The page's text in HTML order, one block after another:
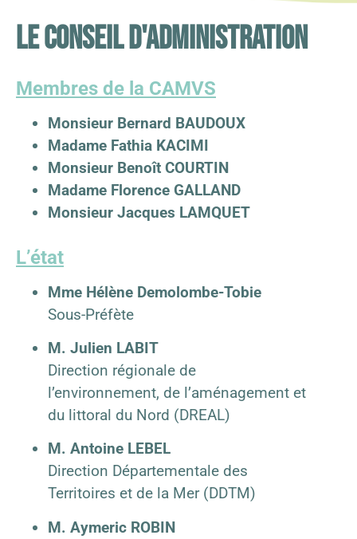
Le conseil d'administration
Membres de la CAMVS
Monsieur Bernard BAUDOUX
Madame Fathia KACIMI
Monsieur Benoît COURTIN
Madame Florence GALLAND
Monsieur Jacques LAMQUET
L’état
Mme Hélène Demolombe-Tobie
Sous-Préfète
M. Julien LABIT
Direction régionale de
l’environnement, de l’aménagement et
du littoral du Nord (DREAL)
M. Antoine LEBEL
Direction Départementale des
Territoires et de la Mer (DDTM)
M. Aymeric ROBIN